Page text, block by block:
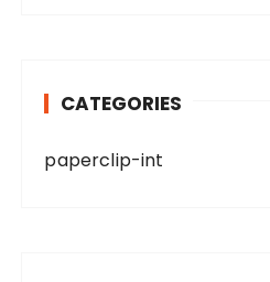
CATEGORIES
paperclip-int